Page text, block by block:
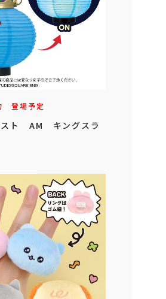
登場予定
スト AM キングスラ